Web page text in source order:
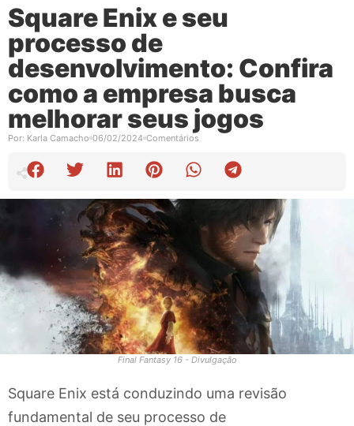
Square Enix e seu
processo de
desenvolvimento: Confira
como a empresa busca
melhorar seus jogos
Por: Karla Camacho 06/02/2024 Comentários
Final Fantasy 16 - Divulgação
Square Enix está conduzindo uma revisão
fundamental de seu processo de